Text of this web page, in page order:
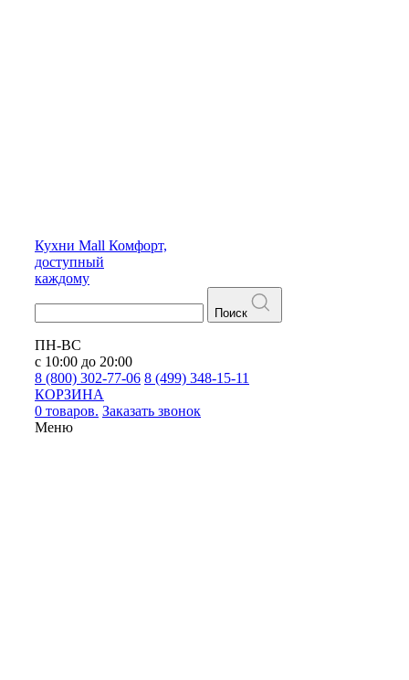
Кухни Mall Комфорт,
доступный
каждому
Поиск
ПН-ВС
с 10:00 до 20:00
8 (800) 302-77-06 8 (499) 348-15-11
КОРЗИНА
0 товаров. Заказать звонок
Меню